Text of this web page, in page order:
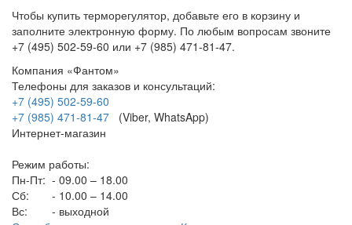
Чтобы купить терморегулятор, добавьте его в корзину и
заполните электронную форму. По любым вопросам звоните
+7 (495) 502-59-60 или +7 (985) 471-81-47.
Компания «Фантом»
Телефоны для заказов и консультаций:
+7 (495) 502-59-60
+7 (985) 471-81-47 (Viber, WhatsApp)
Интернет-магазин
Режим работы:
Пн-Пт: - 09.00 – 18.00
Сб:
- 10.00 – 14.00
Вс:
- выходной